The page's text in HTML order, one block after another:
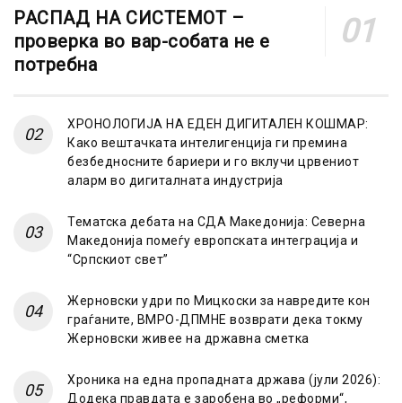
РАСПАД НА СИСТЕМОТ –
проверка во вар-собата не е
потребна
ХРОНОЛОГИЈА НА ЕДЕН ДИГИТАЛЕН КОШМАР:
Како вештачката интелигенција ги премина
безбедносните бариери и го вклучи црвениот
аларм во дигиталната индустрија
Тематска дебата на СДА Македонија: Северна
Македонија помеѓу европската интеграција и
“Српскиот свет”
Жерновски удри по Мицкоски за навредите кон
граѓаните, ВМРО-ДПМНЕ возврати дека токму
Жерновски живее на државна сметка
Хроника на една пропадната држава (јули 2026):
Додека правдата е заробена во „реформи“,